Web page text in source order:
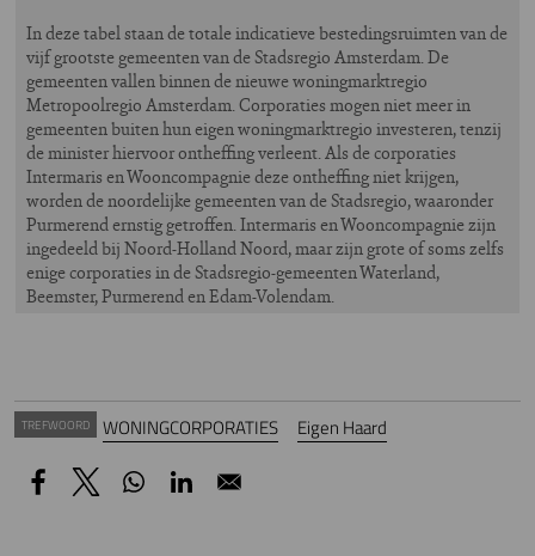
In deze tabel staan de totale indicatieve bestedingsruimten van de
vijf grootste gemeenten van de Stadsregio Amsterdam. De
gemeenten vallen binnen de nieuwe woningmarktregio
Metropoolregio Amsterdam. Corporaties mogen niet meer in
gemeenten buiten hun eigen woningmarktregio investeren, tenzij
de minister hiervoor ontheffing verleent. Als de corporaties
Intermaris en Wooncompagnie deze ontheffing niet krijgen,
worden de noordelijke gemeenten van de Stadsregio, waaronder
Purmerend ernstig getroffen. Intermaris en Wooncompagnie zijn
ingedeeld bij Noord-Holland Noord, maar zijn grote of soms zelfs
enige corporaties in de Stadsregio-gemeenten Waterland,
Beemster, Purmerend en Edam-Volendam.
TREFWOORD WONINGCORPORATIES Eigen Haard